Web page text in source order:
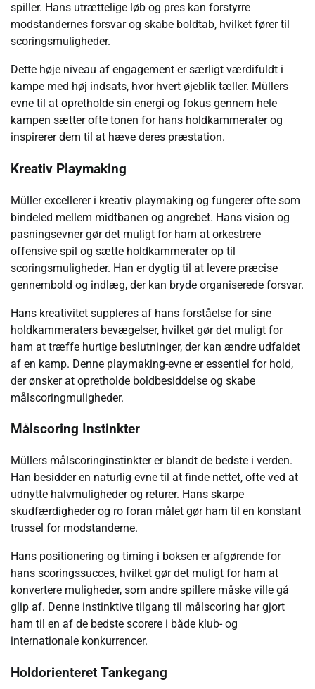
spiller. Hans utrættelige løb og pres kan forstyrre
modstandernes forsvar og skabe boldtab, hvilket fører til
scoringsmuligheder.
Dette høje niveau af engagement er særligt værdifuldt i
kampe med høj indsats, hvor hvert øjeblik tæller. Müllers
evne til at opretholde sin energi og fokus gennem hele
kampen sætter ofte tonen for hans holdkammerater og
inspirerer dem til at hæve deres præstation.
Kreativ Playmaking
Müller excellerer i kreativ playmaking og fungerer ofte som
bindeled mellem midtbanen og angrebet. Hans vision og
pasningsevner gør det muligt for ham at orkestrere
offensive spil og sætte holdkammerater op til
scoringsmuligheder. Han er dygtig til at levere præcise
gennembold og indlæg, der kan bryde organiserede forsvar.
Hans kreativitet suppleres af hans forståelse for sine
holdkammeraters bevægelser, hvilket gør det muligt for
ham at træffe hurtige beslutninger, der kan ændre udfaldet
af en kamp. Denne playmaking-evne er essentiel for hold,
der ønsker at opretholde boldbesiddelse og skabe
målscoringmuligheder.
Målscoring Instinkter
Müllers målscoringinstinkter er blandt de bedste i verden.
Han besidder en naturlig evne til at finde nettet, ofte ved at
udnytte halvmuligheder og returer. Hans skarpe
skudfærdigheder og ro foran målet gør ham til en konstant
trussel for modstanderne.
Hans positionering og timing i boksen er afgørende for
hans scoringssucces, hvilket gør det muligt for ham at
konvertere muligheder, som andre spillere måske ville gå
glip af. Denne instinktive tilgang til målscoring har gjort
ham til en af de bedste scorere i både klub- og
internationale konkurrencer.
Holdorienteret Tankegang